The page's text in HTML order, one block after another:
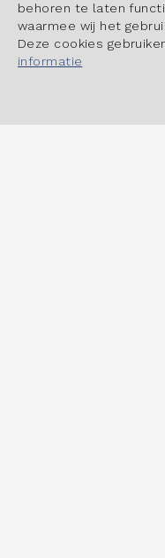
behoren te laten
waarmee wij het
Deze cookies
informatie